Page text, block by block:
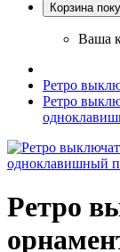
Корзина
Ваша
Ретро
Ретро
Ретро